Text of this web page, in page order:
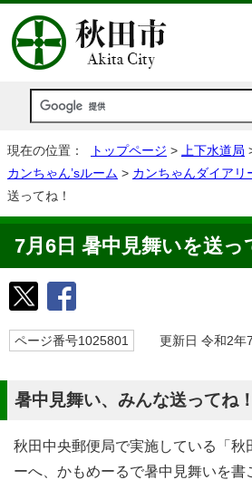
現在の位置： トップページ > 上下水道局
カンちゃん’sルーム > カンちゃんダイアリ
送ってね！
7月6日 暑中見舞いを送っ
ページ番号1025801 更新日 令和2年
暑中見舞い、みんな送ってね！
秋田中央郵便局で実施している「秋
ーへ、かもめーるで暑中見舞いを書